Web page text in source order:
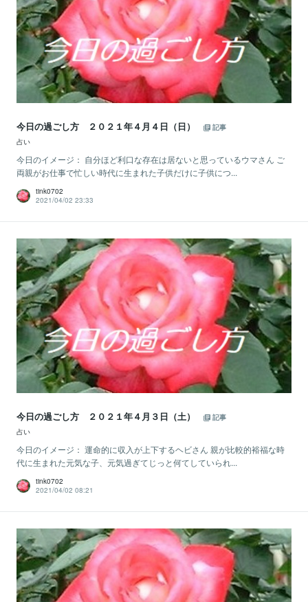
今日の過ごし方 ２０２１年４月４日（日）
記事
占い
今日のイメージ： 自分ほど利口な存在は居ないと思っているウマさん ご
両親がお仕事で忙しい時代に生まれた子供だけに子供につ...
tink0702
2021/04/02 23:33
今日の過ごし方 ２０２１年４月３日（土）
記事
占い
今日のイメージ： 運命的に収入が上下するヘビさん 親が比較的裕福な時
代に生まれた元気な子、元気過ぎてじっと何てしていられ...
tink0702
2021/04/02 08:21